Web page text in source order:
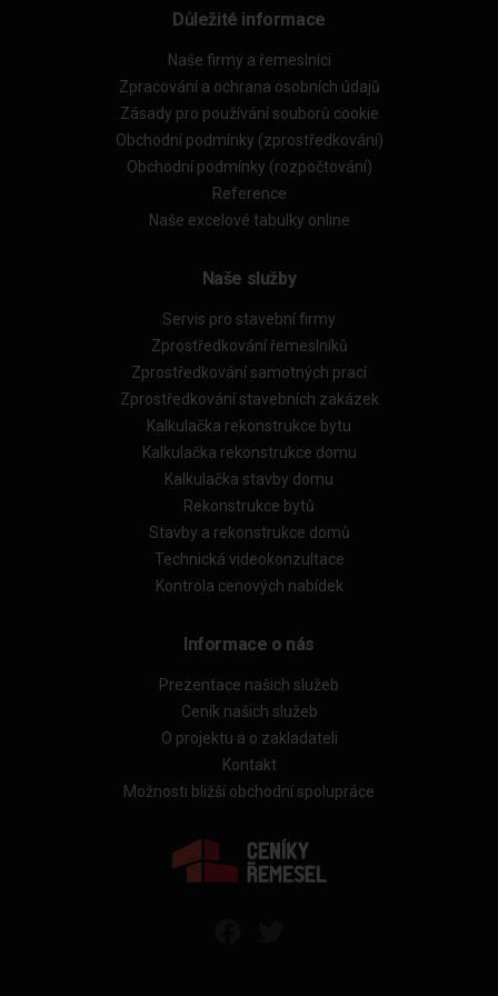
Důležité informace
Naše firmy a řemeslníci
Zpracování a ochrana osobních údajů
Zásady pro používání souborů cookie
Obchodní podmínky (zprostředkování)
Obchodní podmínky (rozpočtování)
Reference
Naše excelové tabulky online
Naše služby
Servis pro stavební firmy
Zprostředkování řemeslníků
Zprostředkování samotných prací
Zprostředkování stavebních zakázek
Kalkulačka rekonstrukce bytu
Kalkulačka rekonstrukce domu
Kalkulačka stavby domu
Rekonstrukce bytů
Stavby a rekonstrukce domů
Technická videokonzultace
Kontrola cenových nabídek
Informace o nás
Prezentace našich služeb
Ceník našich služeb
O projektu a o zakladateli
Kontakt
Možnosti bližší obchodní spolupráce